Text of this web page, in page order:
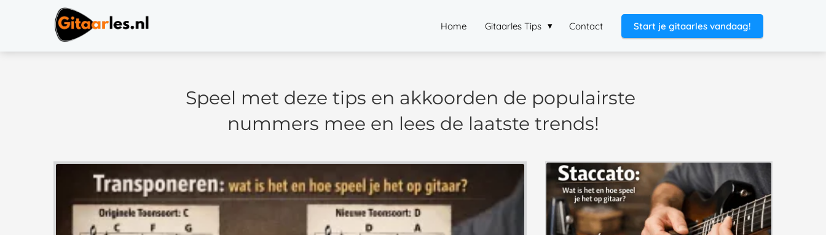
Home Gitaarles Tips Contact Start je gitaarles vandaag!
Speel met deze tips en akkoorden de populairste
nummers mee en lees de laatste trends!